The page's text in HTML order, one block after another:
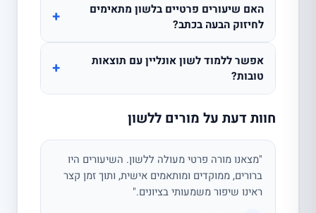
האם שיעורים פרטיים בלשון מתאימים
לחיזוק הבעה בכתב?
+
אפשר ללמוד לשון אונליין עם תוצאות
טובות?
+
חוות דעת על מורים ללשון
"מצאנו מורה פרטי מעולה ללשון. השיעורים היו
ברורים, ממוקדים ומותאמים אישית, ותוך זמן קצר
ראינו שיפור משמעותי בציונים."